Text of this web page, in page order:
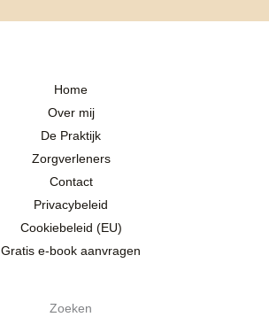
Home
Over mij
De Praktijk
Zorgverleners
Contact
Privacybeleid
Cookiebeleid (EU)
Gratis e-book aanvragen
Zoeken